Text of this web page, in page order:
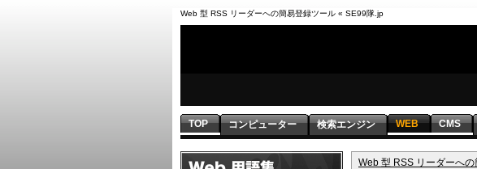
Web 型 RSS リーダーへの簡易登録ツール « SE99隊.jp
TOP コンピューター 検索エンジン WEB CMS
Web 型 RSS リーダーへ